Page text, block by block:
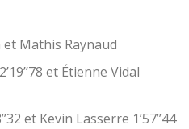
Mathis Raynaud
et Étienne Vidal
et Kevin Lasserre 1’57’’44